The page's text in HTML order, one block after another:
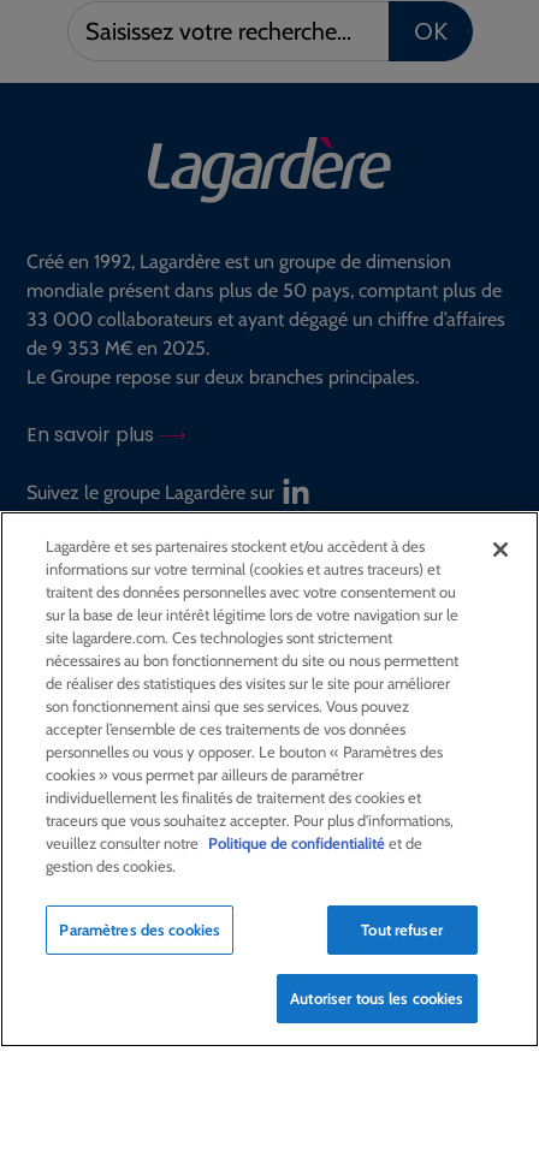
Saisissez
votre
OK
Créé en 1992, Lagardère est un groupe de dimension
mondiale présent dans plus de 50 pays, comptant plus de
33 000 collaborateurs et ayant dégagé un chiffre d’affaires
de 9 353 M€ en 2025.
Le Groupe repose sur deux branches principales.
En savoir plus
Suivez le groupe Lagardère sur
GROUPE
ACTIVITÉS
ACTIONNAIRES &INVESTISSEURS
LA RSECHEZ LAGARDÈRE
LA FONDATIONJEAN‑LUC LAGARDÈRE
CENTRE PRESSE
Lagardère et ses partenaires stockent et/ou accèdent à des
informations sur votre terminal (cookies et autres traceurs) et
traitent des données personnelles avec votre consentement ou
sur la base de leur intérêt légitime lors de votre navigation sur le
site lagardere.com. Ces technologies sont strictement
nécessaires au bon fonctionnement du site ou nous permettent
de réaliser des statistiques des visites sur le site pour améliorer
son fonctionnement ainsi que ses services. Vous pouvez
accepter l’ensemble de ces traitements de vos données
personnelles ou vous y opposer. Le bouton « Paramètres des
cookies » vous permet par ailleurs de paramétrer
individuellement les finalités de traitement des cookies et
traceurs que vous souhaitez accepter. Pour plus d'informations,
veuillez consulter notre Politique de confidentialitéet de
gestion des cookies.
Paramètres des cookies Tout refuser
Autoriser tous les cookies